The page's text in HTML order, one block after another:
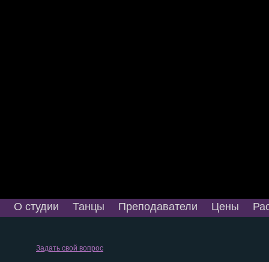
О студии Танцы Преподаватели Цены
Задать свой вопрос